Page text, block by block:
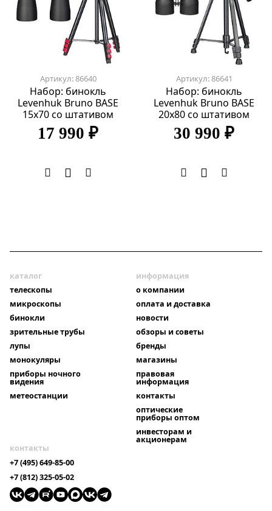
Артикул: 86640
Набор: бинокль
Levenhuk Bruno BASE
15x70 со штативом
17 990 ₽
Артикул: 86641
Набор: бинокль
Levenhuk Bruno BASE
20x80 со штативом
30 990 ₽
каталог
телескопы
микроскопы
бинокли
зрительные трубы
лупы
монокуляры
приборы ночного
видения
метеостанции
информация
о компании
оплата и доставка
новости
обзоры и советы
бренды
магазины
правовая
информация
контакты
оптические
приборы оптом
инвесторам и
акционерам
контакты
+7 (495) 649-85-00
+7 (812) 325-05-02